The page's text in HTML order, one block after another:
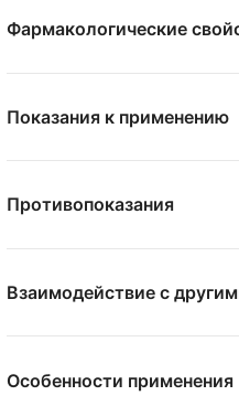
Фармакологические
Показания к применению
Противопоказания
Взаимодействие с
Особенности применения